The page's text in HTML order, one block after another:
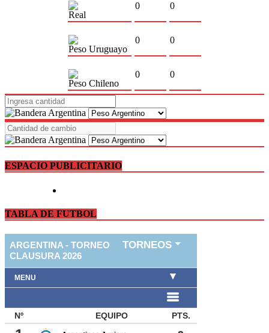
Real
0 0
Peso Uruguayo
0 0
Peso Chileno
0 0
ESPACIO PUBLICITARIO
TABLA DE FUTBOL